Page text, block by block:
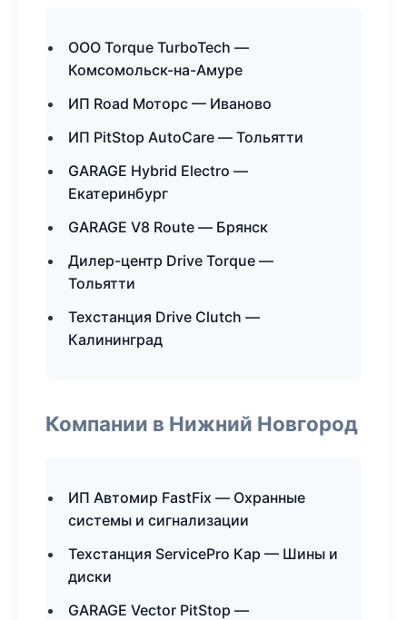
ООО Torque TurboTech —
Комсомольск-на-Амуре
ИП Road Моторс — Иваново
ИП PitStop AutoCare — Тольятти
GARAGE Hybrid Electro —
Екатеринбург
GARAGE V8 Route — Брянск
Дилер-центр Drive Torque —
Тольятти
Техстанция Drive Clutch —
Калининград
Компании в Нижний Новгород
ИП Автомир FastFix — Охранные
системы и сигнализации
Техстанция ServicePro Кар — Шины и
диски
GARAGE Vector PitStop —